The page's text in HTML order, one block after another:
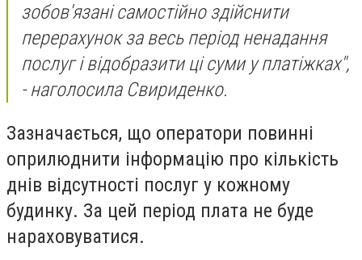
зобов'язані самостійно здійснити
перерахунок за весь період ненадання
послуг і відобразити ці суми у платіжках",
- наголосила Свириденко.
Зазначається, що оператори повинні
оприлюднити інформацію про кількість
днів відсутності послуг у кожному
будинку. За цей період плата не буде
нараховуватися.